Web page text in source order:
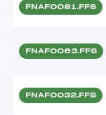
FNAF0081.FFS
FNAF0063.FFS
FNAF0032.FFS